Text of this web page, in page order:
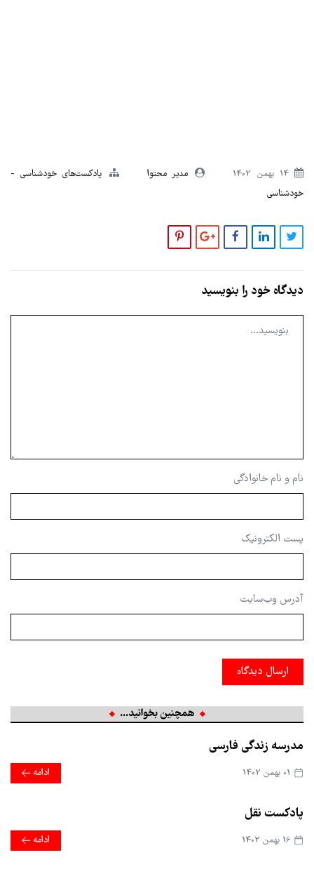
14 بهمن 1402 مدیر محتوا
پادکست‌های خودشناسی
خودشناسی
دیدگاه خود را بنویسید
نام و نام خانوادگی
پست الکترونیک
آدرس وب‌سایت
ارسال دیدگاه
همچنین بخوانید...
مدرسه زندگی فارسی
ادامه
پادکست نقل
ادامه